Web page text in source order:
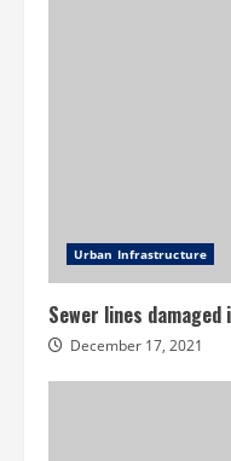
Urban Infrastructure
Sewer lines
December 17, 2021